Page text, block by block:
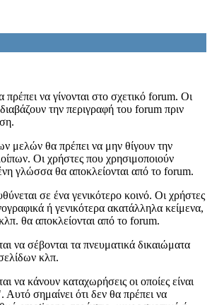
να γίνονται στο σχετικό forum. Οι
την περιγραφή του forum πριν
μελών θα πρέπει να μην θίγουν την
Οι χρήστες που χρησιμοποιούν
γλώσσα θα αποκλείονται από το forum.
σε ένα γενικότερο κοινό. Οι χρήστες
ή γενικότερα ακατάλληλα κείμενα,
θα αποκλείονται από το forum.
να σέβονται τα πνευματικά δικαιώματα
κλπ.
να κάνουν καταχωρήσεις οι οποίες είναι
σημαίνει ότι δεν θα πρέπει να